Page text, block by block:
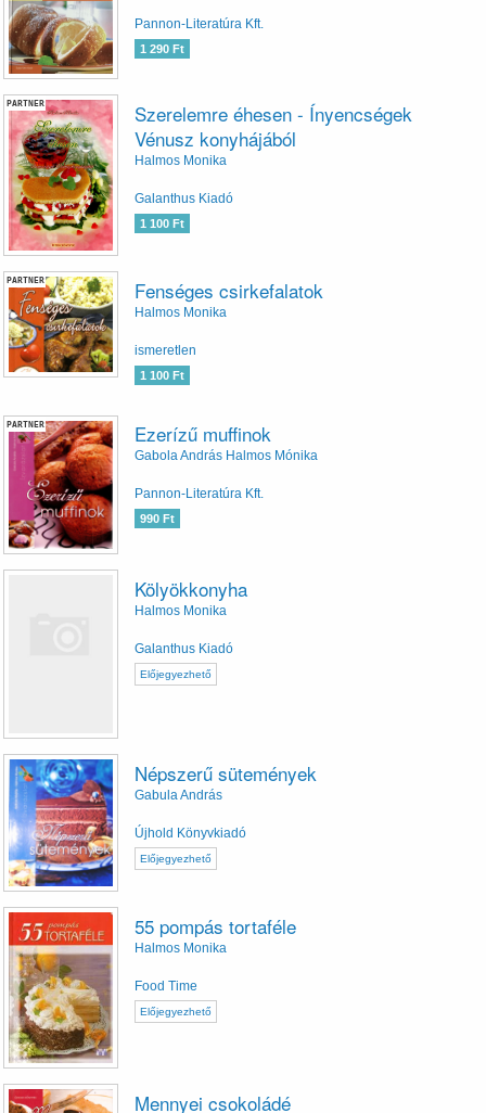
Pannon-Literatúra Kft.
1 290 Ft
PARTNER
Szerelemre éhesen - Ínyencségek
Vénusz konyhájából
Halmos Monika
Galanthus Kiadó
1 100 Ft
PARTNER Fenséges csirkefalatok
Halmos Monika
ismeretlen
1 100 Ft
PARTNER Ezerízű muffinok
Gabola András Halmos Mónika
Pannon-Literatúra Kft.
990 Ft
Kölyökkonyha
Halmos Monika
Galanthus Kiadó
Előjegyezhető
Népszerű sütemények
Gabula András
Újhold Könyvkiadó
Előjegyezhető
55 pompás tortaféle
Halmos Monika
Food Time
Előjegyezhető
Mennyei csokoládé